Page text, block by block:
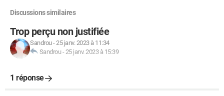
Discussions similaires
Trop perçu non justifiée
Sandrou-25 janv. 2023 à 11:34
Sandrou-25 janv. 2023 à 15:39
1 réponse